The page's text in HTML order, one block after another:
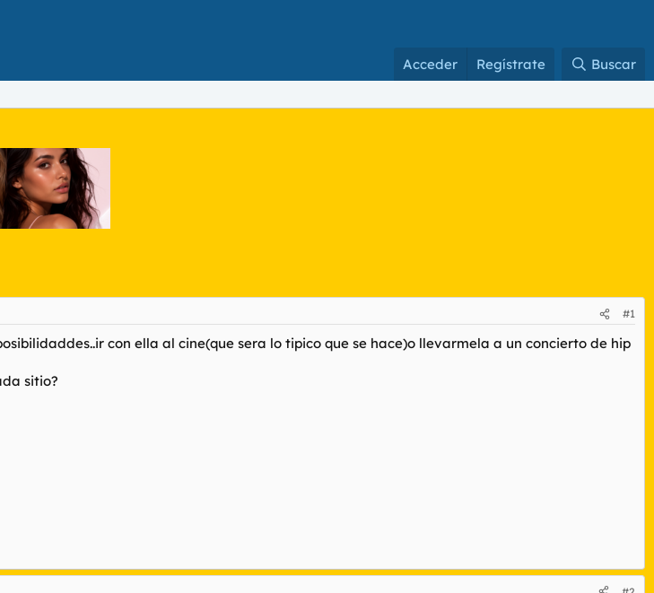
Acceder Regístrate Buscar
#1
con ella al cine(que sera lo tipico que se hace)o llevarmela a un concierto de hip
sitio?